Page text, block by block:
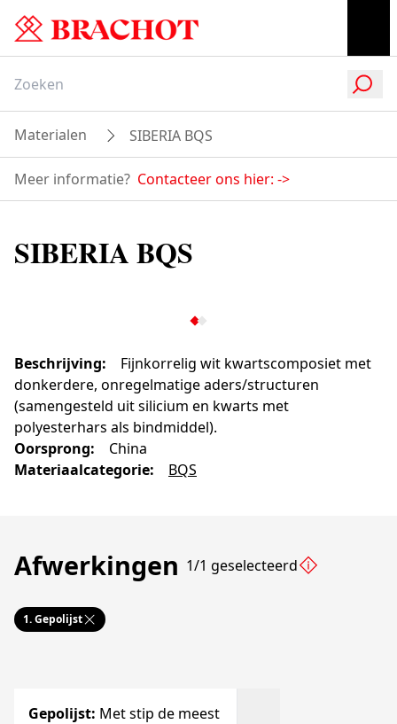
Materialen SIBERIA BQS
Meer informatie? Contacteer ons hier: ->
SIBERIA BQS
Beschrijving:
Fijnkorrelig wit kwartscomposiet met
donkerdere, onregelmatige aders/structuren
(samengesteld uit silicium en kwarts met
polyesterhars als bindmiddel).
Oorsprong:
China
Materiaalcategorie: BQS
Afwerkingen 1/1 geselecteerd
1.Gepolijst
Gepolijst: Met stip de meest